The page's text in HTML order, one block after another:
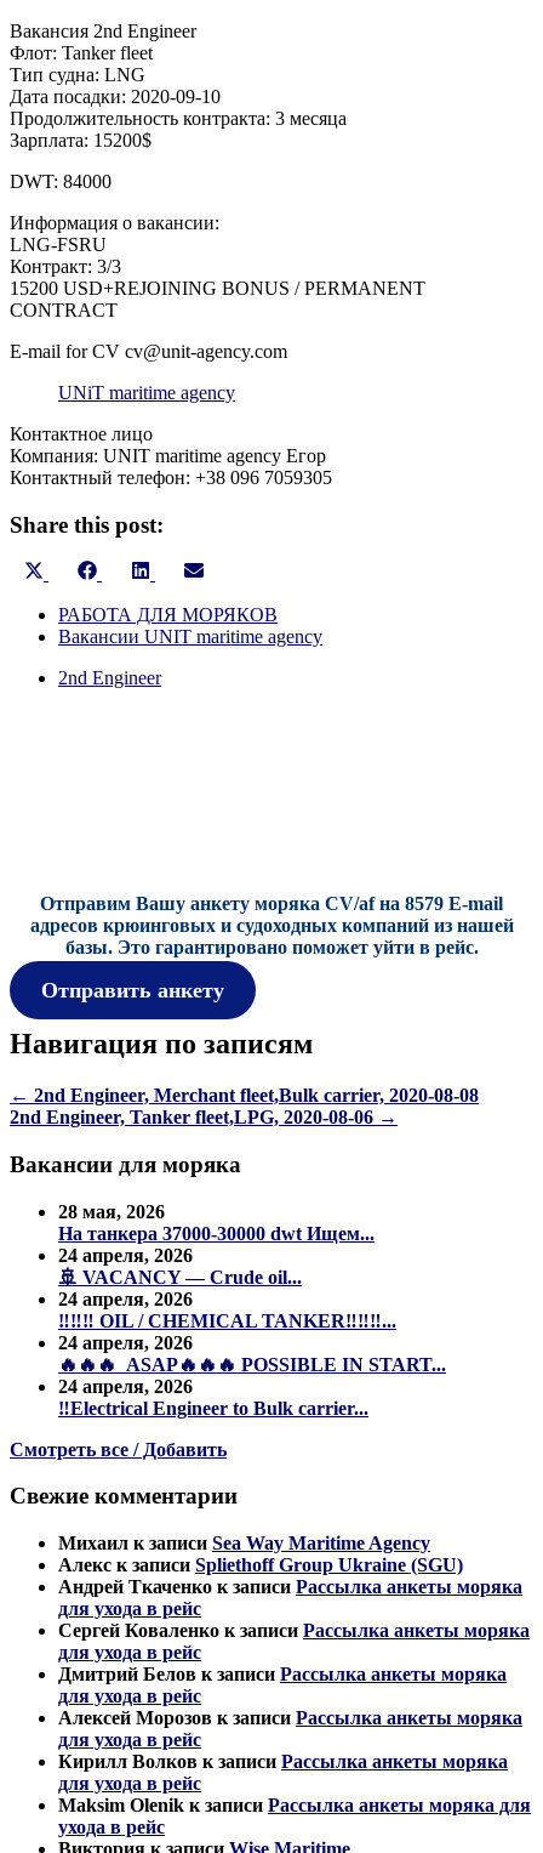
Вакансия 2nd Engineer
Флот: Tanker fleet
Тип судна: LNG
Дата посадки: 2020-09-10
Продолжительность контракта: 3 месяца
Зарплата: 15200$
DWT: 84000
Информация о вакансии:
LNG-FSRU
Контракт: 3/3
15200 USD+REJOINING BONUS / PERMANENT
CONTRACT
E-mail for CV cv@unit-agency.com
UNiT maritime agency
Контактное лицо
Компания: UNIT maritime agency Егор
Контактный телефон: +38 096 7059305
Share this post:
Share
X
(Twitter)
Share
Facebook
Share
LinkedInEmail
РАБОТА ДЛЯ МОРЯКОВ
Вакансии UNIT maritime agency
2nd Engineer
Отправим Вашу анкету моряка CV/af на 8579 E-mail
адресов крюинговых и судоходных компаний из нашей
базы. Это гарантировано поможет уйти в рейс.
Отправить анкету
Навигация по записям
← 2nd Engineer, Merchant fleet,Bulk carrier, 2020-08-08
2nd Engineer, Tanker fleet,LPG, 2020-08-06 →
Вакансии для моряка
28 мая, 2026
На танкера 37000-30000 dwt Ищем...
24 апреля, 2026
🚢 VACANCY — Crude oil...
24 апреля, 2026
‼️‼️‼️ OIL / CHEMICAL TANKER‼️‼️‼️...
24 апреля, 2026
🔥🔥🔥 ASAP🔥🔥🔥 POSSIBLE IN START...
24 апреля, 2026
‼️Electrical Engineer to Bulk carrier...
Смотреть все / Добавить
Свежие комментарии
Михаил к записи Sea Way Maritime Agency
Алекс к записи Spliethoff Group Ukraine (SGU)
Андрей Ткаченко к записи Рассылка анкеты моряка
для ухода в рейс
Сергей Коваленко к записи Рассылка анкеты моряка
для ухода в рейс
Дмитрий Белов к записи Рассылка анкеты моряка
для ухода в рейс
Алексей Морозов к записи Рассылка анкеты моряка
для ухода в рейс
Кирилл Волков к записи Рассылка анкеты моряка
для ухода в рейс
Maksim Olenik к записи Рассылка анкеты моряка для
ухода в рейс
Виктория к записи Wise Maritime